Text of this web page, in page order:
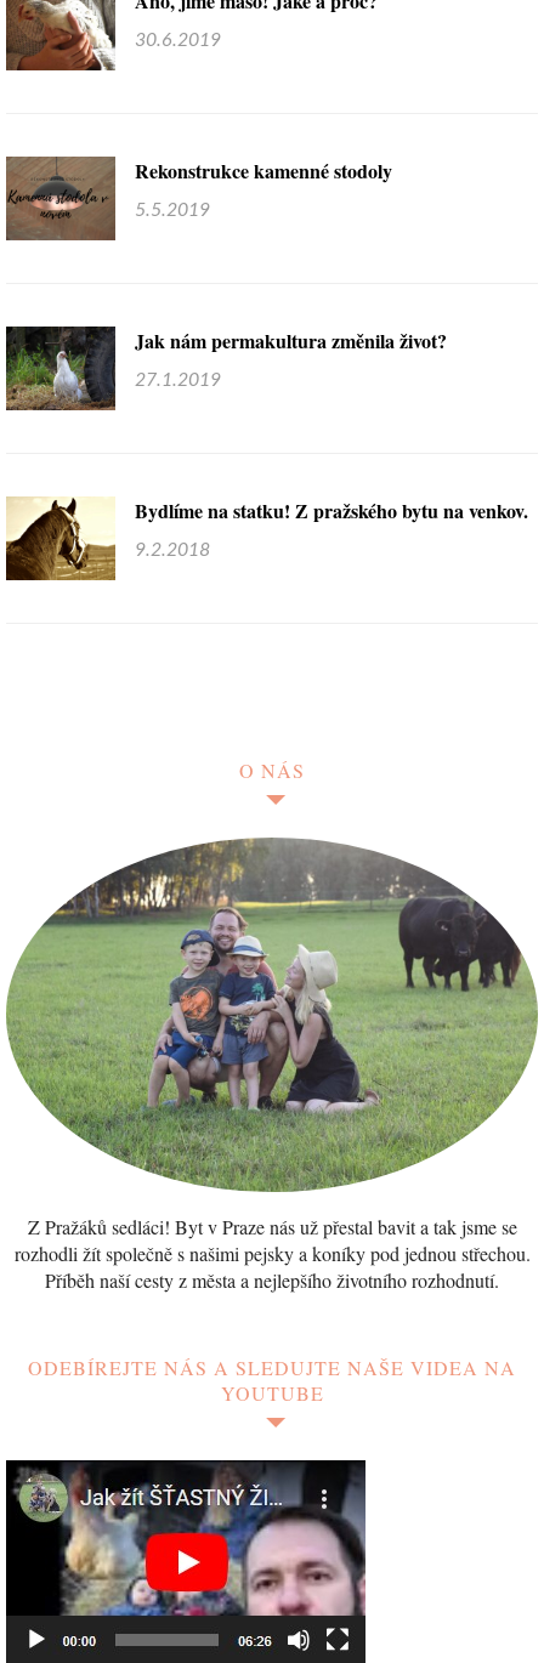
30.6.2019
Rekonstrukce kamenné stodoly
5.5.2019
Jak nám permakultura změnila život?
27.1.2019
Bydlíme na statku! Z pražského bytu na venkov.
9.2.2018
O NÁS
Z Pražáků sedláci! Byt v Praze nás už přestal bavit a tak jsme se
rozhodli žít společně s našimi pejsky a koníky pod jednou střechou.
Příběh naší cesty z města a nejlepšího životního rozhodnutí.
ODEBÍREJTE NÁS A SLEDUJTE NAŠE VIDEA NA
YOUTUBE